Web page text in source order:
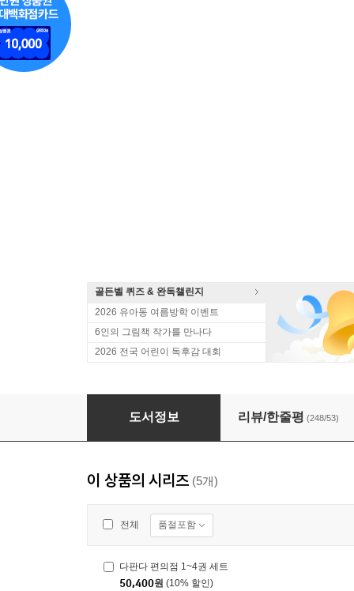
골든벨 퀴즈 & 완독챌린지
2026 유아동 여름방학 이벤트
6인의 그림책 작가를 만나다
2026 전국 어린이 독후감 대회
다판다 편의점 1~4권 세트
도서정보 리뷰/한줄평 (248/53)
이 상품의 시리즈 (5개)
전체 품절포함
다판다 편의점 1~4권 세트
50,400원 (10% 할인)